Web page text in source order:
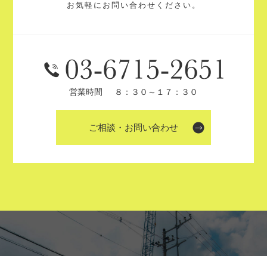
お気軽にお問い合わせください。
営業時間 ８：３０～１７：３０
ご相談・お問い合わせ